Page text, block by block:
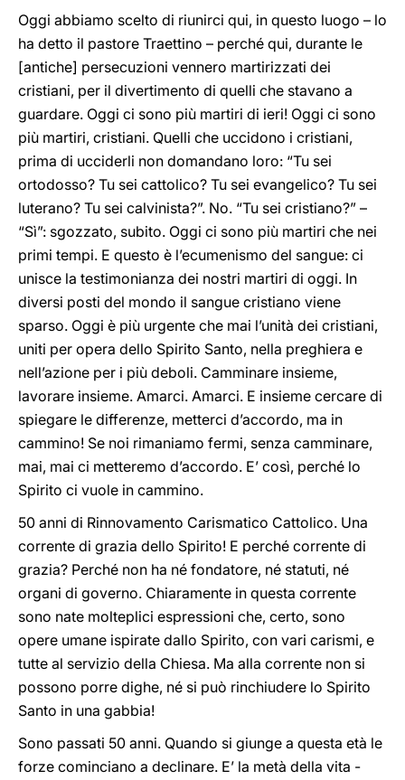
Oggi abbiamo scelto di riunirci qui, in questo luogo – lo
ha detto il pastore Traettino – perché qui, durante le
[antiche] persecuzioni vennero martirizzati dei
cristiani, per il divertimento di quelli che stavano a
guardare. Oggi ci sono più martiri di ieri! Oggi ci sono
più martiri, cristiani. Quelli che uccidono i cristiani,
prima di ucciderli non domandano loro: “Tu sei
ortodosso? Tu sei cattolico? Tu sei evangelico? Tu sei
luterano? Tu sei calvinista?”. No. “Tu sei cristiano?” –
“Sì”: sgozzato, subito. Oggi ci sono più martiri che nei
primi tempi. E questo è l’ecumenismo del sangue: ci
unisce la testimonianza dei nostri martiri di oggi. In
diversi posti del mondo il sangue cristiano viene
sparso. Oggi è più urgente che mai l’unità dei cristiani,
uniti per opera dello Spirito Santo, nella preghiera e
nell’azione per i più deboli. Camminare insieme,
lavorare insieme. Amarci. Amarci. E insieme cercare di
spiegare le differenze, metterci d’accordo, ma in
cammino! Se noi rimaniamo fermi, senza camminare,
mai, mai ci metteremo d’accordo. E’ così, perché lo
Spirito ci vuole in cammino.
50 anni di Rinnovamento Carismatico Cattolico. Una
corrente di grazia dello Spirito! E perché corrente di
grazia? Perché non ha né fondatore, né statuti, né
organi di governo. Chiaramente in questa corrente
sono nate molteplici espressioni che, certo, sono
opere umane ispirate dallo Spirito, con vari carismi, e
tutte al servizio della Chiesa. Ma alla corrente non si
possono porre dighe, né si può rinchiudere lo Spirito
Santo in una gabbia!
Sono passati 50 anni. Quando si giunge a questa età le
forze cominciano a declinare. E’ la metà della vita -